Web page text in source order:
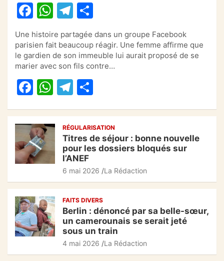
F
a
c
e
b
o
o
k
W
at
s
A
p
p
T
el
e
gr
a
m
ar
ta
g
er
Une histoire partagée dans un groupe Facebook
parisien fait beaucoup réagir. Une femme affirme que
le gardien de son immeuble lui aurait proposé de se
marier avec son fils contre…
F
c
e
b
o
o
k
W
at
s
A
p
p
T
gr
a
m
g
er
RÉGULARISATION
Titres de séjour : bonne nouvelle
pour les dossiers bloqués sur
l’ANEF
6 mai 2026 La Rédaction
FAITS DIVERS
Berlin : dénoncé par sa belle-sœur,
un camerounais se serait jeté
sous un train
4 mai 2026 La Rédaction